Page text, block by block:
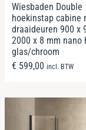
Wiesbaden Double
hoekinstap cabine
draaideuren 900 x
2000 x 8 mm nano
glas/chroom
€ 599,00 incl. BTW